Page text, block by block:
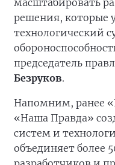
масштабировать
решения, которые
технологический
председатель
Безруков.
Напомним, ранее
«Наша Правда»
систем и
объединяет более